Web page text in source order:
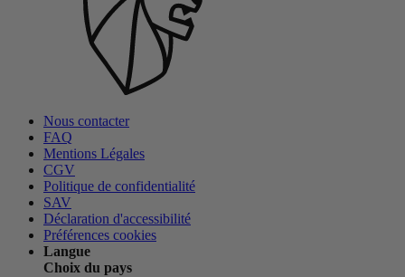
Nous contacter
FAQ
Mentions Légales
CGV
Politique de confidentialité
SAV
Déclaration d'accessibilité
Préférences cookies
Langue
Choix du pays